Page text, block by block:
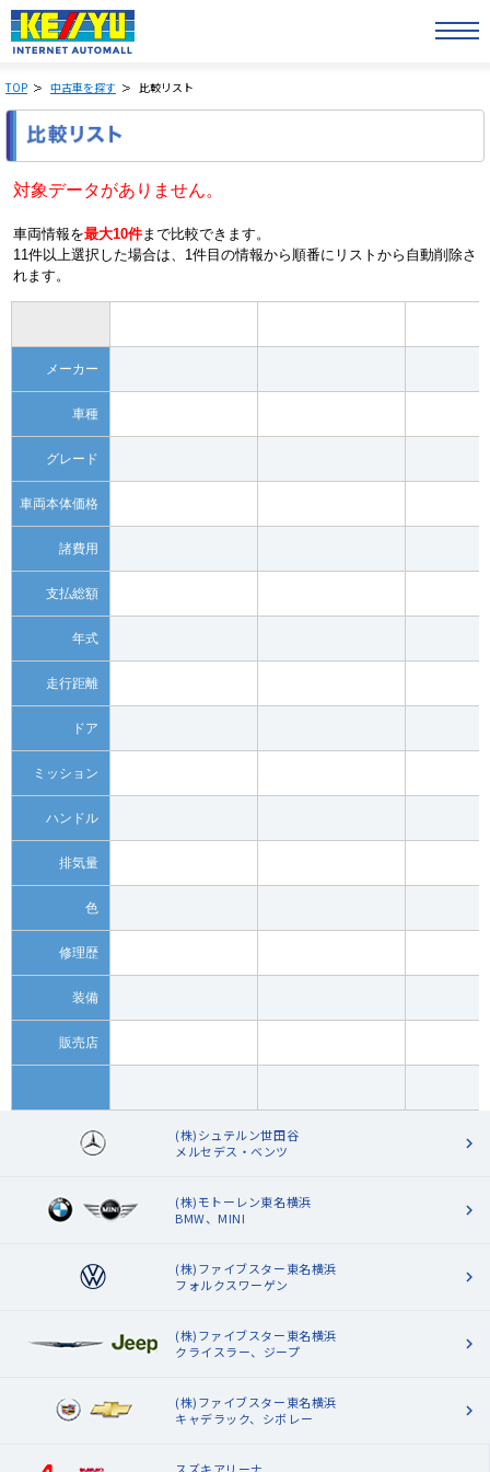
TOP 中古車を探す 比較リスト
対象データがありません。
車両情報を最大10件まで比較できます。
11件以上選択した場合は、1件目の情報から順番にリストから自動削除さ
れます。
メーカー
車種
グレード
車両本体価格
諸費用
支払総額
年式
走行距離
ドア
ミッション
ハンドル
排気量
色
修理歴
装備
販売店
(株)シュテルン世田谷
メルセデス・ベンツ
(株)モトーレン東名横浜
BMW、MINI
(株)ファイブスター東名横浜
フォルクスワーゲン
(株)ファイブスター東名横浜
クライスラー、ジープ
(株)ファイブスター東名横浜
キャデラック、シボレー